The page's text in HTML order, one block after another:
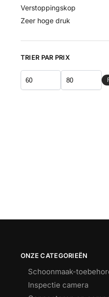
Verstoppingskop
Zeer hoge druk
TRIER PAR PRIX
ONZE CATEGORIEËN
Schoonmaak-
Inspectie camera